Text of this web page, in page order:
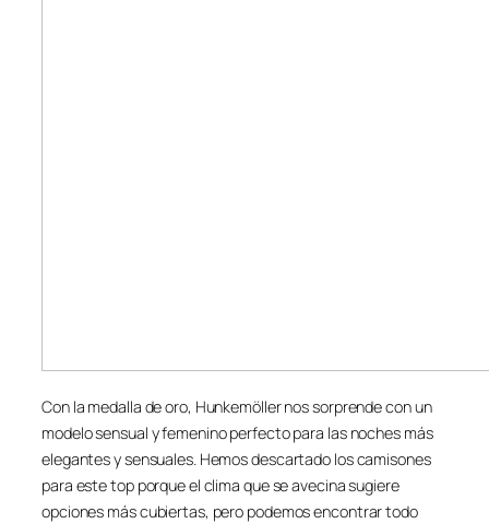
Con la medalla de oro, Hunkemöller nos sorprende con un
modelo sensual y femenino perfecto para las noches más
elegantes y sensuales. Hemos descartado los camisones
para este top porque el clima que se avecina sugiere
opciones más cubiertas, pero podemos encontrar todo